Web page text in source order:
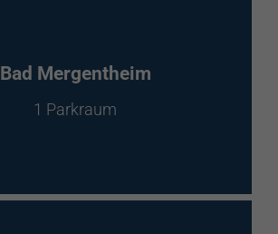
Bad Mergentheim
1 Parkraum